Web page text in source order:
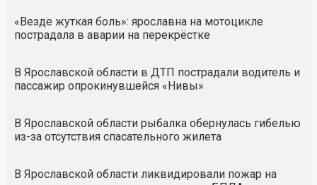
«Везде жуткая боль»: ярославна на мотоцикле
пострадала в аварии на перекрёстке
В Ярославской области в ДТП пострадали водитель и
пассажир опрокинувшейся «Нивы»
В Ярославской области рыбалка обернулась гибелью
из-за отсутствия спасательного жилета
В Ярославской области ликвидировали пожар на